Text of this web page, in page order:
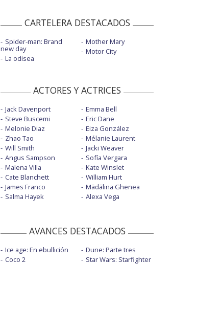
CARTELERA DESTACADOS
Spider-man: Brand
new day
La odisea
Mother Mary
Motor City
ACTORES Y ACTRICES
Jack Davenport
Steve Buscemi
Melonie Diaz
Zhao Tao
Will Smith
Angus Sampson
Malena Villa
Cate Blanchett
James Franco
Salma Hayek
Emma Bell
Eric Dane
Eiza González
Mélanie Laurent
Jacki Weaver
Sofía Vergara
Kate Winslet
William Hurt
Mãdãlina Ghenea
Alexa Vega
AVANCES DESTACADOS
Ice age: En ebullición
Coco 2
Dune: Parte tres
Star Wars: Starfighter